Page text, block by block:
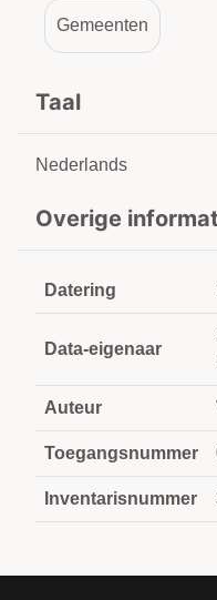
Gemeenten
Taal
Nederlands
Overige
Datering
Data-eigenaar
Auteur
Toegangsnummer
Inventarisnummer